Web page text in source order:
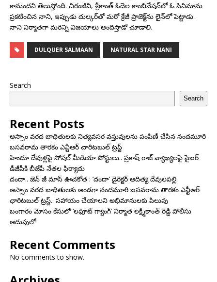
కానుందని తెలుస్తోంది. చిరంజీవి, శ్రీకాంత్ ఓదెల కాంబినేషన్‌లో ఓ సినిమాను
ప్రకటించిన నాని, ఇప్పుడు దుల్కర్‌తో మరో క్రేజీ ప్రాజెక్ట్‌ను లైన్‌లో పెట్టాడు.
నాని నిర్మాతగా మరెన్ని విజయాలు అందిస్తాడో చూడాలి.
DULQUER SALMAAN NATURAL STAR NANI
Search
Search
Recent Posts
అస్సాం వరద బాధితులకు నిత్యవసర వస్తువులను పంపిణీ చేసిన నందమూరి
బసవరామ తారకం ఎన్టీఆర్ చారిటబుల్ ట్రస్ట్
హిందూ దేవుళ్లపై సోషల్ మీడియా పోస్టులు.. ప్రకాష్ రాజ్ వ్యాఖ్యలపై సైబర్
డీజీపీకి బీజేపీ నేతల ఫిర్యాదు
దందా.. జెన్ జీ మాస్ ఊచకోత : ‘దందా’ డైరెక్ట‌ర్ ఆదిత్య దేవులపల్లి
అస్సాం వరద బాధితులకు అండగా నందమూరి బసవరామ తారకం ఎన్టీఆర్
ఛారిటబుల్ ట్రస్ట్.. సహాయం చేయాలని అభిమానులకు పిలుపు
బంగారం మోసం కేసులో ‘లఫూట్ గ్యాంగ్’ నిర్మాత లక్ష్మీకాంత్ రెడ్డి పోలీసు
అదుపులో
Recent Comments
No comments to show.